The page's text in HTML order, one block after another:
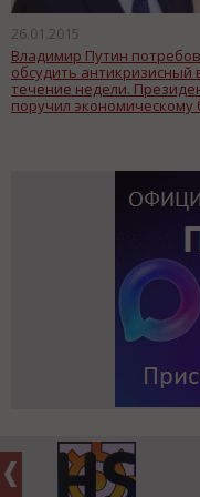
26.01.2015
Владимир Путин
обсудить антикризисный
течение недели.
поручил экономическому